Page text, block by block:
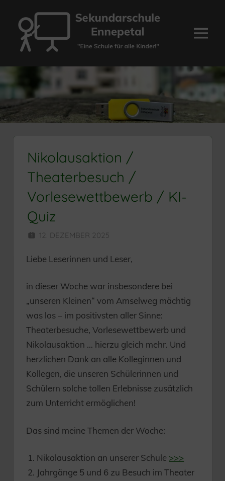
Inhalt
springen
Sekundarschule
Ennepetal
Menü
Nikolausaktion /
Theaterbesuch /
Vorlesewettbewerb / KI-
Quiz
12. DEZEMBER 2025
Liebe Leserinnen und Leser,
in dieser Woche war insbesondere bei
„unseren Kleinen“ vom Amselweg mächtig
was los – im positivsten aller Sinne:
Theaterbesuche, Vorlesewettbewerb und
Nikolausaktion … hierzu gleich mehr. Und
herzlichen Dank an alle Kolleginnen und
Kollegen, die unseren Schülerinnen und
Schülern solche tollen Erlebnisse zusätzlich
zum Unterricht ermöglichen!
Das sind meine Themen der Woche:
Nikolausaktion an unserer Schule >>>
Jahrgänge 5 und 6 zu Besuch im Theater